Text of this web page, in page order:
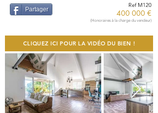
Partager
Ref M120
400 000 €
(Honoraires à la charge du vendeur)
CLIQUEZ ICI POUR LA VIDÉO DU BIEN !